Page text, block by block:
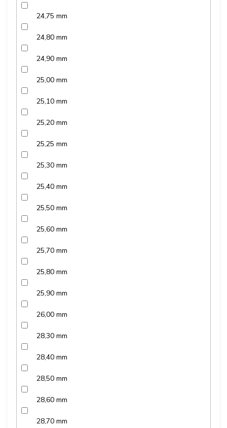
24,75 mm
24,80 mm
24,90 mm
25,00 mm
25,10 mm
25,20 mm
25,25 mm
25,30 mm
25,40 mm
25,50 mm
25,60 mm
25,70 mm
25,80 mm
25,90 mm
26,00 mm
28,30 mm
28,40 mm
28,50 mm
28,60 mm
28,70 mm